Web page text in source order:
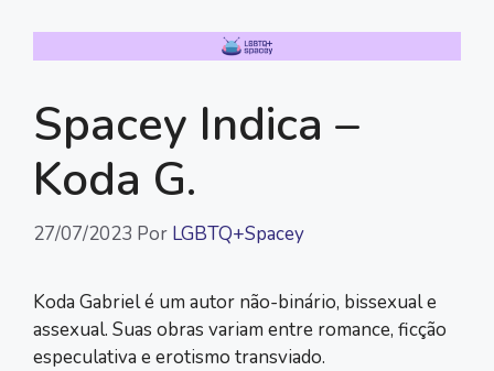
Spacey Indica –
Koda G.
27/07/2023 Por LGBTQ+Spacey
Koda Gabriel é um autor não-binário, bissexual e
assexual. Suas obras variam entre romance, ficção
especulativa e erotismo transviado.